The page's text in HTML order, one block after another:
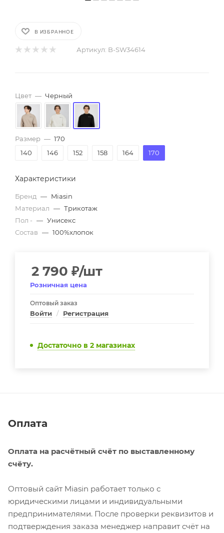
В ИЗБРАННОЕ
Артикул: B-SW34614
Цвет — Черный
Размер — 170
140
146 152 158 164 170
Характеристики
Бренд — Miasin
Материал — Трикотаж
Пол - — Унисекс
Состав — 100%хлопок
2 790 ₽/шт
Розничная цена
Оптовый заказ
Войти / Регистрация
Достаточно в 2 магазинах
Оплата
Оплата на расчётный счёт по выставленному
счёту.
Оптовый сайт Miasin работает только с
юридическими лицами и индивидуальными
предпринимателями. После проверки реквизитов и
подтверждения заказа менеджер направит счёт на